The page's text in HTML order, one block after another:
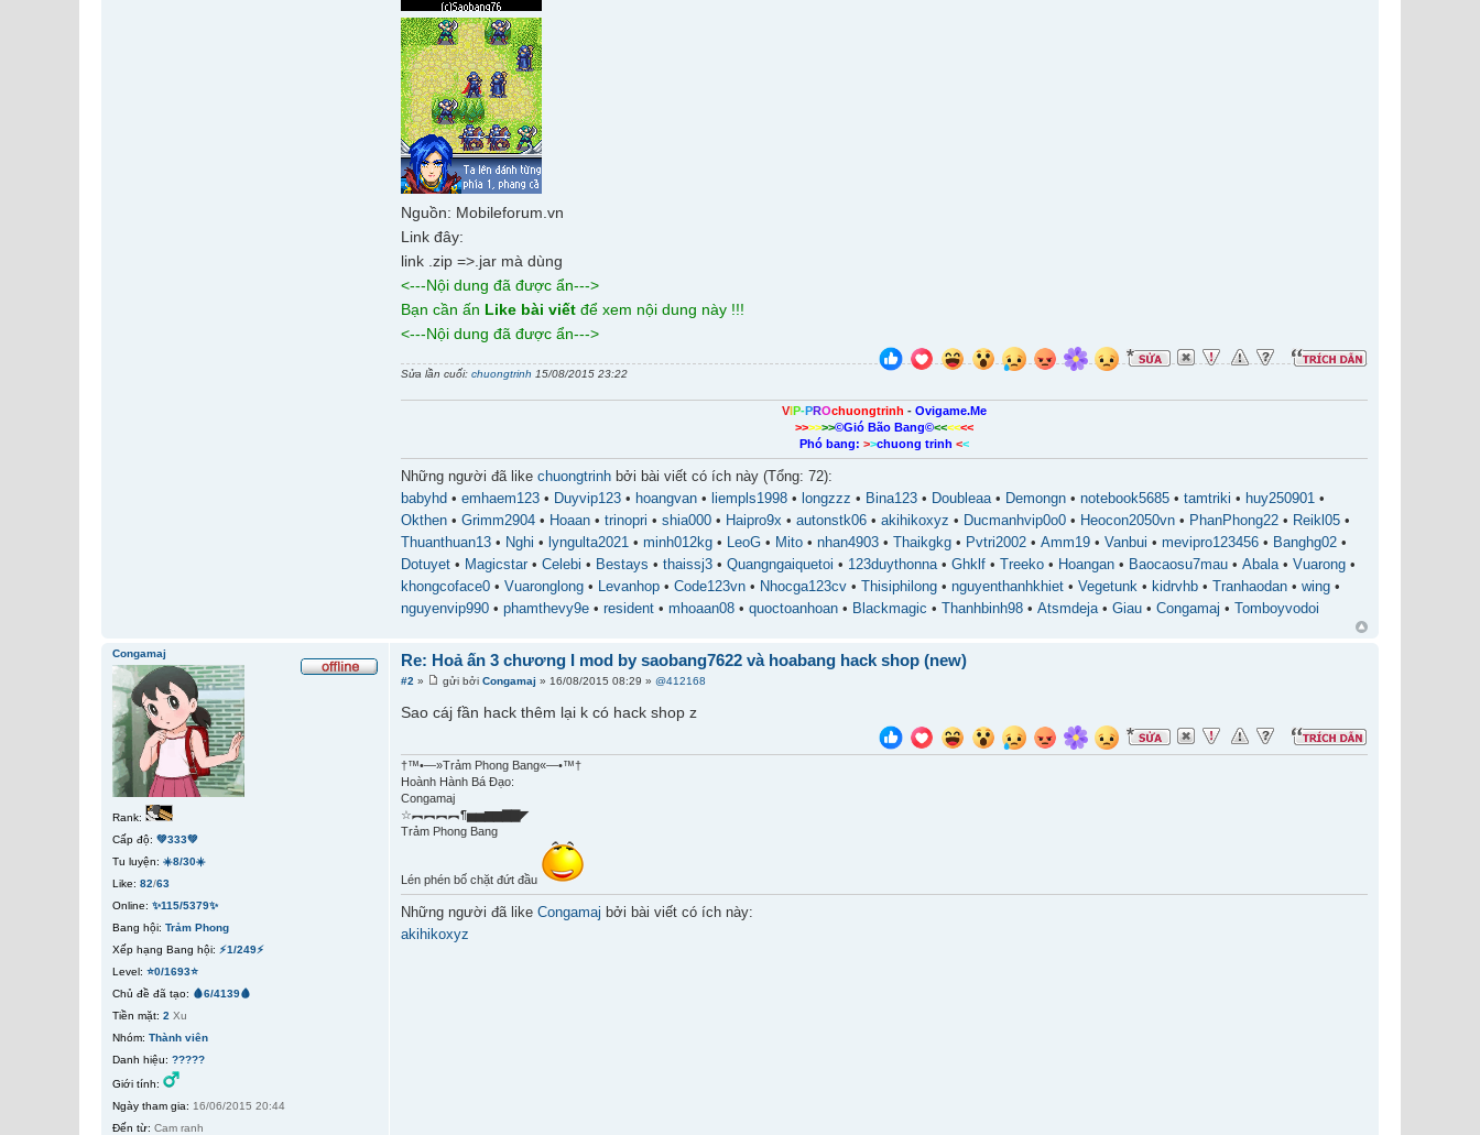
Nguồn: Mobileforum.vn
Link đây:
link .zip =>.jar mà dùng
<---Nội dung đã được ẩn--->
Bạn cần ấn Like bài viết để xem nội dung này !!!
<---Nội dung đã được ẩn--->
Sửa lần cuối:chuongtrinh 15/08/2015 23:22
VIP-PROchuongtrinh -Ovigame.Me
>>>>>>©Gió Bão Bang©<<<<<<
Phó bang: >>chuong trinh <<
Những người đã likechuongtrinh bởi bài viết có ích này (Tổng: 72):
babyhd •emhaem123 • Duyvip123 • hoangvan • liempls1998 • longzzz • Bina123 • Doubleaa • Demongn •notebook5685 •tamtriki • huy250901 •
Okthen •Grimm2904 • Hoaan •trinopri •shia000 • Haipro9x •autonstk06 •akihikoxyz • Ducmanhvip0o0 • Heocon2050vn • PhanPhong22 • Reikl05 •
Thuanthuan13 • Nghi • lyngulta2021 •minh012kg • LeoG • Mito •nhan4903 •Thaikgkg • Pvtri2002 •Amm19 •Vanbui •mevipro123456 • Banghg02 •
Dotuyet • Magicstar •Celebi • Bestays •thaissj3 •Quangngaiquetoi • 123duythonna •Ghklf •Treeko • Hoangan • Baocaosu7mau •Abala •Vuarong •
khongcoface0 •Vuaronglong • Levanhop •Code123vn • Nhocga123cv •Thisiphilong •nguyenthanhkhiet •Vegetunk • kidrvhb •Tranhaodan •wing •
nguyenvip990 •phamthevy9e •resident •mhoaan08 •quoctoanhoan • Blackmagic •Thanhbinh98 •Atsmdeja •Giau •Congamaj •Tomboyvodoi
Re: Hoả ấn 3 chương I mod by saobang7622 và hoabang hack shop (new)
#2 » gửi bởiCongamaj » 16/08/2015 08:29 »@412168
Sao cáj fần hack thêm lại k có hack shop z
†™•—»Trảm Phong Bang«—•™†
Congamaj
☆︻︻︻︻¶▅▅▆▆▇▇◤
Trảm Phong Bang
Lén phén bố chặt đứt đầu
Những người đã likeCongamaj bởi bài viết có ích này:
akihikoxyz
Congamaj
Rank:
Cấp độ: 💚333💚
Tu luyện: ☀️8/30☀️
Like: 82/63
Online: ✨115/5379✨
Bang hội: Trảm Phong
Xếp hạng Bang hội: ⚡1/249⚡
Level: ⭐0/1693⭐
Chủ đề đã tạo: 🩸6/4139🩸
Tiền mặt: 2 Xu
Nhóm: Thành viên
Danh hiệu: ?????
Giới tính:
Ngày tham gia: 16/06/2015 20:44
Đến từ: Cam ranh